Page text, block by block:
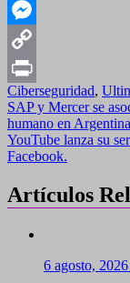
Mail
WhatsApp
Messenger
Copy
Link
Print
Ciberseguridad,
Navegación
de
entradas
SAP y Mercer se
humano en
YouTube lanza su
Facebook.
Artículos
6 agosto, 2026